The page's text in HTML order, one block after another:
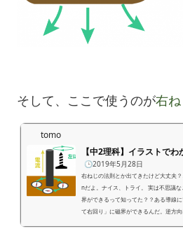
そして、ここで使うのが右
tomo
【中2理科】イラストで
🕒️2019年5月28日
右ねじの法則とか出てきたけど大丈夫
nだよ。ナイス、トライ。 実は不思議
界ができるって知ってた？？ある導線
て右回り」に磁界ができるんだ。逆方